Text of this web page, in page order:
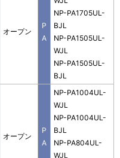
オープン
P
A
NP-PA1705UL-
BJL
NP-PA1505UL-
WJL
NP-PA1505UL-
BJL
オープン
P
A
NP-PA1004UL-
WJL
NP-PA1004UL-
BJL
NP-PA804UL-
WJL